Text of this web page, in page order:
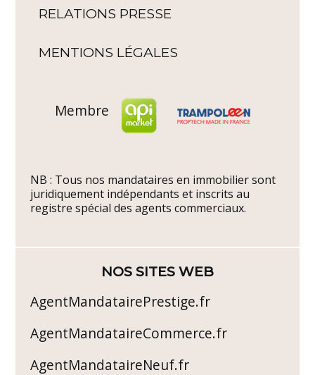
RELATIONS PRESSE
MENTIONS LÉGALES
Membre
NB : Tous nos mandataires en immobilier sont
juridiquement indépendants et inscrits au
registre spécial des agents commerciaux.
NOS SITES WEB
AgentMandatairePrestige.fr
AgentMandataireCommerce.fr
AgentMandataireNeuf.fr